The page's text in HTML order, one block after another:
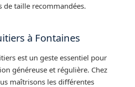
de taille recommandées.
à Fontaines
est un geste essentiel pour
généreuse et régulière. Chez
maîtrisons les différentes